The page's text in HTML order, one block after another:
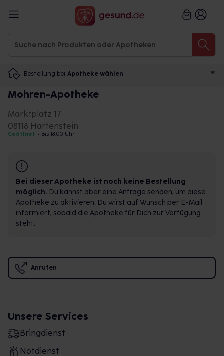
Bestellung bei Apotheke wählen
Mohren-Apotheke
Marktplatz 17
08118 Hartenstein
Geöffnet • Bis 18:00 Uhr
Bei dieser Apotheke ist noch keine Bestellung
möglich. Du kannst aber eine Anfrage senden, um diese
Apotheke zu aktivieren. Du wirst auf Wunsch per E-Mail
informiert, sobald die Apotheke für Dich zur Verfügung
steht.
Anrufen
Unsere Services
Bringdienst
Notdienst